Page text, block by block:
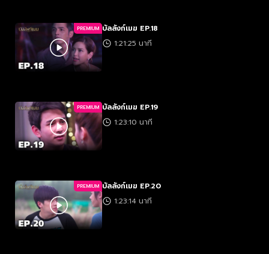
PREMIUM บัลลังก์เมฆ EP.18
1:21:25 นาที
PREMIUM บัลลังก์เมฆ EP.19
1:23:10 นาที
PREMIUM บัลลังก์เมฆ EP.20
1:23:14 นาที